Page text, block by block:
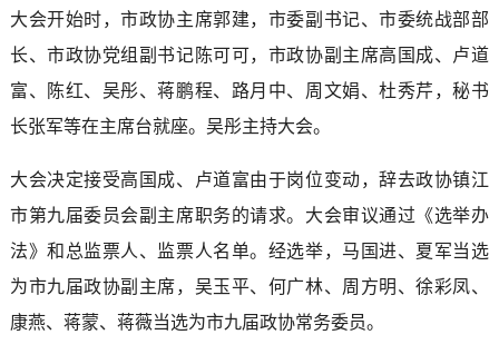
大会开始时，市政协主席郭建，市委副书记、市委统战部部
长、市政协党组副书记陈可可，市政协副主席高国成、卢道
富、陈红、吴彤、蒋鹏程、路月中、周文娟、杜秀芹，秘书
长张军等在主席台就座。吴彤主持大会。
大会决定接受高国成、卢道富由于岗位变动，辞去政协镇江
市第九届委员会副主席职务的请求。大会审议通过《选举办
法》和总监票人、监票人名单。经选举，马国进、夏军当选
为市九届政协副主席，吴玉平、何广林、周方明、徐彩凤、
康燕、蒋蒙、蒋薇当选为市九届政协常务委员。